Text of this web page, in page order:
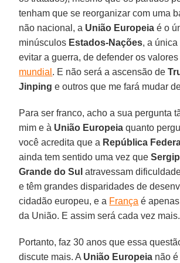
tenham que se reorganizar com uma
não nacional, a União Europeia é o
minúsculos Estados-Nações, a
evitar a guerra, de defender os
mundial . E não será a ascensão de
Jinping e outros que me fará mudar
Para ser franco, acho a sua pergunta
mim e à União Europeia quanto
você acredita que a República
ainda tem sentido uma vez que
Grande do Sul atravessam
e têm grandes disparidades de
cidadão europeu, e a França é
da União. E assim será cada vez mais.
Portanto, faz 30 anos que essa
discute mais. A União Europeia não é